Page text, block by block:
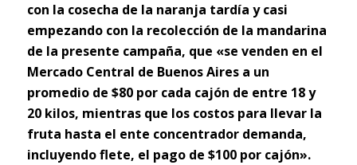
con la cosecha de la naranja tardía y casi
empezando con la recolección de la mandarina
de la presente campaña, que «se venden en el
Mercado Central de Buenos Aires a un
promedio de $80 por cada cajón de entre 18 y
20 kilos, mientras que los costos para llevar la
fruta hasta el ente concentrador demanda,
incluyendo flete, el pago de $100 por cajón».